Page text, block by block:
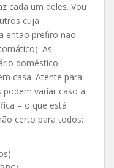
cada um deles. Vou
cuja
então prefiro não
As
doméstico
casa. Atente para
variar caso a
– o que está
certo para todos: